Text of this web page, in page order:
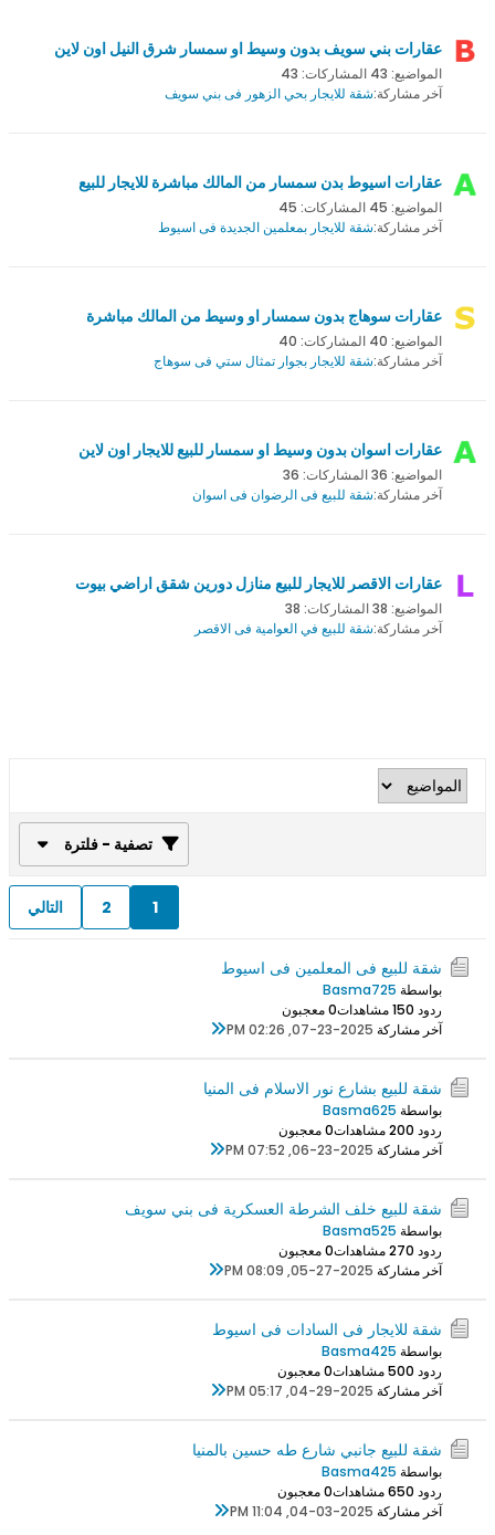
عقارات بني سويف بدون وسيط او سمسار شرق النيل اون لاين
المواضيع: 43 المشاركات: 43
آخر مشاركة:شقة للايجار بحي الزهور فى بني سويف
عقارات اسيوط بدن سمسار من المالك مباشرة للايجار للبيع
المواضيع: 45 المشاركات: 45
آخر مشاركة:شقة للايجار بمعلمين الجديدة فى اسيوط
عقارات سوهاج بدون سمسار او وسيط من المالك مباشرة
المواضيع: 40 المشاركات: 40
آخر مشاركة:شقة للايجار بجوار تمثال ستي فى سوهاج
عقارات اسوان بدون وسيط او سمسار للبيع للايجار اون لاين
المواضيع: 36 المشاركات: 36
آخر مشاركة:شقة للبيع فى الرضوان فى اسوان
عقارات الاقصر للايجار للبيع منازل دورين شقق اراضي بيوت
المواضيع: 38 المشاركات: 38
آخر مشاركة:شقة للبيع في العوامية فى الاقصر
تصفية - فلترة
1
2 التالي
شقة للبيع فى المعلمين فى اسيوط
بواسطة Basma725
ردود 0
15 مشاهدات
0 معجبون
آخر مشاركة 07-23-2025, 02:26 PM
شقة للبيع بشارع نور الاسلام فى المنيا
بواسطة Basma625
ردود 0
20 مشاهدات
0 معجبون
آخر مشاركة 06-23-2025, 07:52 PM
شقة للبيع خلف الشرطة العسكرية فى بني سويف
بواسطة Basma525
ردود 0
27 مشاهدات
0 معجبون
آخر مشاركة 05-27-2025, 08:09 PM
شقة للايجار فى السادات فى اسيوط
بواسطة Basma425
ردود 0
50 مشاهدات
0 معجبون
آخر مشاركة 04-29-2025, 05:17 PM
شقة للبيع جانبي شارع طه حسين بالمنيا
بواسطة Basma425
ردود 0
65 مشاهدات
0 معجبون
آخر مشاركة 04-03-2025, 11:04 PM